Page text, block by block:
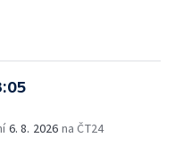
6. 8. 2026 na ČT24